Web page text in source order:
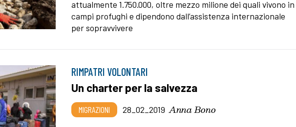
attualmente 1.750.000, oltre mezzo milione dei quali vivono in
campi profughi e dipendono dall’assistenza internazionale
per sopravvivere
RIMPATRI VOLONTARI
Un charter per la salvezza
MIGRAZIONI 28_02_2019 Anna Bono